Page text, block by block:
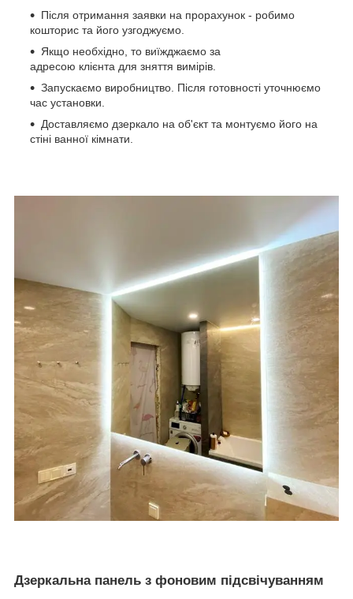
Після отримання заявки на прорахунок - робимо
кошторис та його узгоджуємо.
Якщо необхідно, то виїжджаємо за
адресою клієнта для зняття вимірів.
Запускаємо виробництво. Після готовності уточнюємо
час установки.
Доставляємо дзеркало на об'єкт та монтуємо його на
стіні ванної кімнати.
Дзеркальна панель з фоновим підсвічуванням